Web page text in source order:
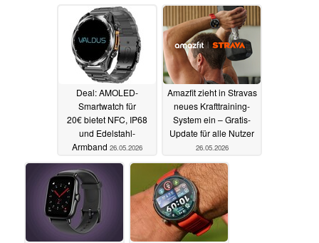
Deal: AMOLED-
Smartwatch für
20€ bietet NFC, IP68
und Edelstahl-
Armband 26.05.2026
Amazfit zieht in Stravas
neues Krafttraining-
System ein – Gratis-
Update für alle Nutzer
26.05.2026